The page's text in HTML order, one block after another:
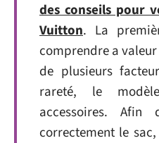
des conseils pour
Vuitton. La
comprendre a
de plusieurs
rareté, le
accessoires. Afin
correctement le